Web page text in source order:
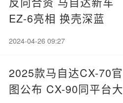
EZ-6亮相 换壳深蓝
2024-04-26 09:27
2025款马自达CX-70官
图公布 CX-90同平台大